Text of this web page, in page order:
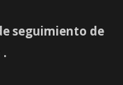
seguimiento de
.